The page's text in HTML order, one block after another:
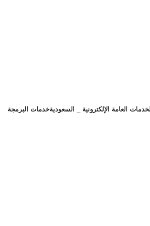
العامة الإلكترونية _ السعوديةخدمات البرمجة